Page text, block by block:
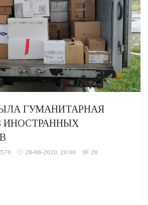
ГУМАНИТАРНАЯ
570 28-08-2020, 20:00 20